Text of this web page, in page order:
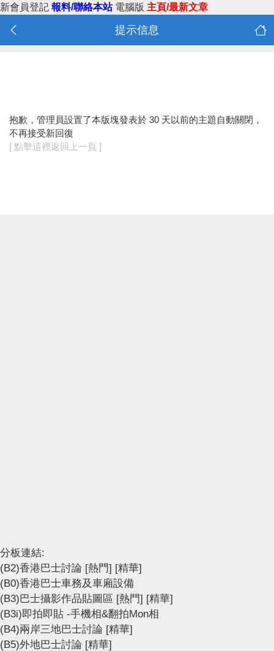
新會員登記 報料/聯絡本站 電腦版 主頁/最新文章
提示信息
抱歉，管理員設置了本版塊發表於 30 天以前的主題自動關閉，
不再接受新回復
[ 點擊這裡返回上一頁 ]
分板連結:
(B2)香港巴士討論 [熱門] [精華]
(B0)香港巴士車務及車廂設備
(B3)巴士攝影作品貼圖區 [熱門] [精華]
(B3i)即拍即貼 -手機相&翻拍Mon相
(B4)兩岸三地巴士討論 [精華]
(B5)外地巴士討論 [精華]